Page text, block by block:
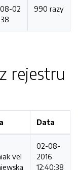
02
990 razy
rejestru
Data
vel
02-08-
2016
12:40:38